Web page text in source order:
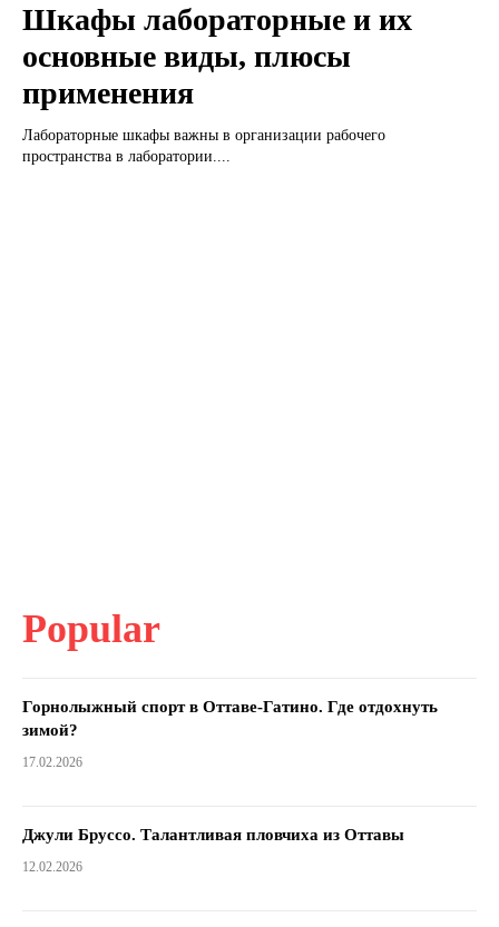
Шкафы лабораторные и их
основные виды, плюсы
применения
Лабораторные шкафы важны в организации рабочего
пространства в лаборатории....
Popular
Горнолыжный спорт в Оттаве-Гатино. Где отдохнуть
зимой?
17.02.2026
Джули Бруссо. Талантливая пловчиха из Оттавы
12.02.2026